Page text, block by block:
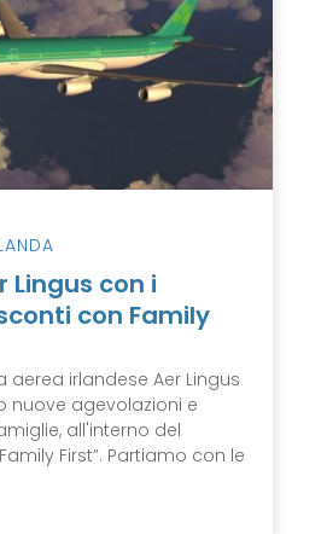
Lingus con i
con Family
aerea irlandese Aer Lingus
nuove agevolazioni e
all'interno del
First”. Partiamo con le